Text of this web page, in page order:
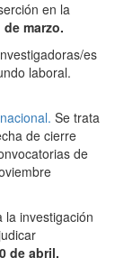
en la
de marzo.
es
laboral.
Se trata
de cierre
de
la investigación
de abril.